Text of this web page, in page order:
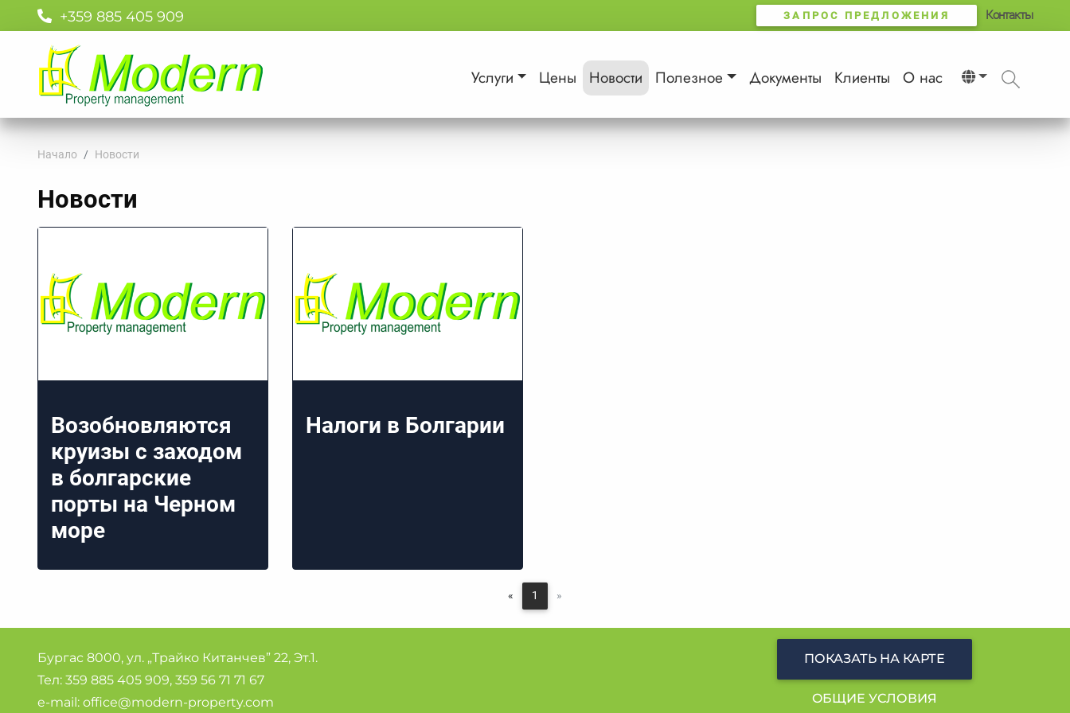
+359 885 405 909 ЗАПРОС ПРЕДЛОЖЕНИЯ Контакты
Услуги Цены Новости Полезное Документы Клиенты О нас
Начало Новости
Новости
Возобновляются
круизы с заходом
в болгарские
порты на Черном
море
Налоги в Болгарии
« 1 »
Бургас 8000, ул. „Трайко Китанчев” 22, Эт.1.
Тел: 359 885 405 909, 359 56 71 71 67
e-mail: office@modern-property.com
ПОКАЗАТЬ НА КАРТЕ
OБЩИЕ УСЛОВИЯ